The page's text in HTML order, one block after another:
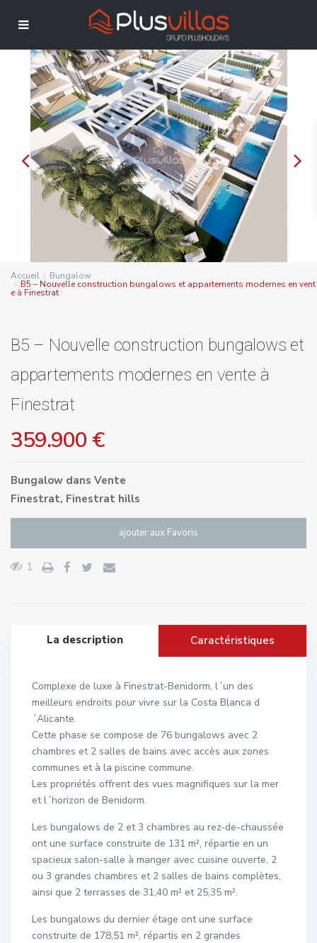
Accueil Bungalow
B5 – Nouvelle construction bungalows et appartements modernes en vent
e à Finestrat
B5 – Nouvelle construction bungalows et
appartements modernes en vente à
Finestrat
359.900 €
Bungalow dans Vente
Finestrat, Finestrat hills
ajouter aux Favoris
1
La description Caractéristiques
Complexe de luxe à Finestrat-Benidorm, l´un des
meilleurs endroits pour vivre sur la Costa Blanca d
´Alicante.
Cette phase se compose de 76 bungalows avec 2
chambres et 2 salles de bains avec accès aux zones
communes et à la piscine commune.
Les propriétés offrent des vues magnifiques sur la mer
et l´horizon de Benidorm.
Les bungalows de 2 et 3 chambres au rez-de-chaussée
ont une surface construite de 131 m², répartie en un
spacieux salon-salle à manger avec cuisine ouverte, 2
ou 3 grandes chambres et 2 salles de bains complètes,
ainsi que 2 terrasses de 31,40 m² et 25,35 m².
Les bungalows du dernier étage ont une surface
construite de 178,51 m², répartis en 2 grandes